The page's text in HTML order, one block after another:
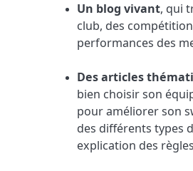
Un blog vivant, qui
club, des
performances des
Des articles
bien choisir son
pour améliorer son
des différents types
explication des